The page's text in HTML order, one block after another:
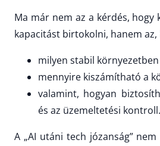
Ma már nem az a kérdés,
kapacitást birtokolni, hanem az,
milyen stabil
mennyire kiszámítható a
valamint, hogyan
és az üzemeltetési kontroll.
A „AI utáni tech józanság”